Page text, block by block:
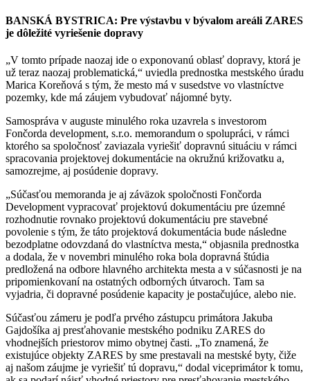
BANSKÁ BYSTRICA: Pre výstavbu v bývalom areáli ZARES
je dôležité vyriešenie dopravy
„V tomto prípade naozaj ide o exponovanú oblasť dopravy, ktorá je
už teraz naozaj problematická,“ uviedla prednostka mestského úradu
Marica Koreňová s tým, že mesto má v susedstve vo vlastníctve
pozemky, kde má záujem vybudovať nájomné byty.
Samospráva v auguste minulého roka uzavrela s investorom
Fončorda development, s.r.o. memorandum o spolupráci, v rámci
ktorého sa spoločnosť zaviazala vyriešiť dopravnú situáciu v rámci
spracovania projektovej dokumentácie na okružnú križovatku a,
samozrejme, aj posúdenie dopravy.
„Súčasťou memoranda je aj záväzok spoločnosti Fončorda
Development vypracovať projektovú dokumentáciu pre územné
rozhodnutie rovnako projektovú dokumentáciu pre stavebné
povolenie s tým, že táto projektová dokumentácia bude následne
bezodplatne odovzdaná do vlastníctva mesta,“ objasnila prednostka
a dodala, že v novembri minulého roka bola dopravná štúdia
predložená na odbore hlavného architekta mesta a v súčasnosti je na
pripomienkovaní na ostatných odborných útvaroch. Tam sa
vyjadria, či dopravné posúdenie kapacity je postačujúce, alebo nie.
Súčasťou zámeru je podľa prvého zástupcu primátora Jakuba
Gajdošíka aj presťahovanie mestského podniku ZARES do
vhodnejších priestorov mimo obytnej časti. „To znamená, že
existujúce objekty ZARES by sme prestavali na mestské byty, čiže
aj našom záujme je vyriešiť tú dopravu,“ dodal viceprimátor k tomu,